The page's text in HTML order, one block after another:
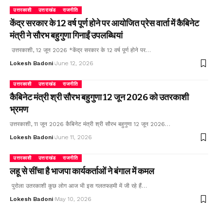
उत्तरकाशी उत्तराखंड राजनीति
केंद्र सरकार के 12 वर्ष पूर्ण होने पर आयोजित प्रेस वार्ता में कैबिनेट
मंत्री ने सौरभ बहुगुणा गिनाईं उपलब्धियां
उत्तरकाशी, 12 जून 2026 *केंद्र सरकार के 12 वर्ष पूर्ण होने पर…
Lokesh Badoni June 12, 2026
उत्तरकाशी उत्तराखंड राजनीति
कैबिनेट मंत्री श्री सौरभ बहुगुणा 12 जून 2026 को उतरकाशी
भ्रमण
उत्तरकाशी, 11 जून 2026 कैबिनेट मंत्री श्री सौरभ बहुगुणा 12 जून 2026…
Lokesh Badoni June 11, 2026
उत्तरकाशी उत्तराखंड राजनीति
लहू से सींचा है भाजपा कार्यकर्ताओं ने बंगाल में कमल
पुरोला उतरकाशी कुछ लोग आज भी इस गलतफहमी में जी रहे हैं…
Lokesh Badoni May 10, 2026